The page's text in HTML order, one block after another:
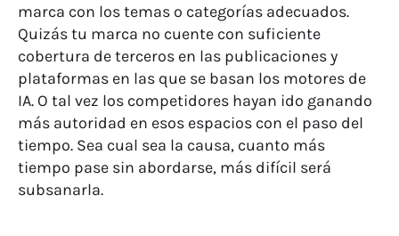
marca con los temas o categorías adecuados.
Quizás tu marca no cuente con suficiente
cobertura de terceros en las publicaciones y
plataformas en las que se basan los motores de
IA. O tal vez los competidores hayan ido ganando
más autoridad en esos espacios con el paso del
tiempo. Sea cual sea la causa, cuanto más
tiempo pase sin abordarse, más difícil será
subsanarla.